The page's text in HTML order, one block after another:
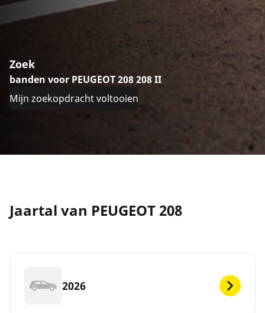
Zoek
banden voor PEUGEOT 208 208 II
Mijn zoekopdracht voltooien
Jaartal van PEUGEOT 208
2026